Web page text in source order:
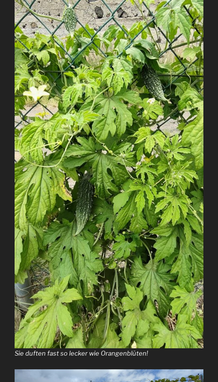
Sie duften fast so lecker wie Orangenblüten!